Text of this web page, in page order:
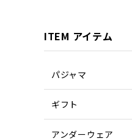
ITEM アイテム
パジャマ
ギフト
アンダーウェア